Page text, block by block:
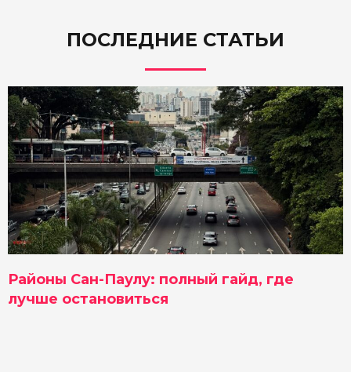
ПОСЛЕДНИЕ СТАТЬИ
Районы Сан-Паулу: полный гайд, где
лучше остановиться